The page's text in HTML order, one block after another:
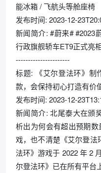
能冰箱 / 飞航头等舱座椅
发布时间: 2023-12-
新闻简介: #蔚来# #2023
行政旗舰轿车ET9正式亮相
----------------------
标题: 《艾尔登法环》制
款，会保持初心打造有价
发布时间: 2023-12-
新闻简介: 北尾泰大在颁
析出为何会有超出预期
戏，也不清楚《艾尔登法
法环》游戏于 2022 年 2
尔登法环》已在所有平台